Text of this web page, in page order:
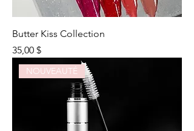
Butter Kiss Collection
Prix
35,00 $
NOUVEAUTÉ